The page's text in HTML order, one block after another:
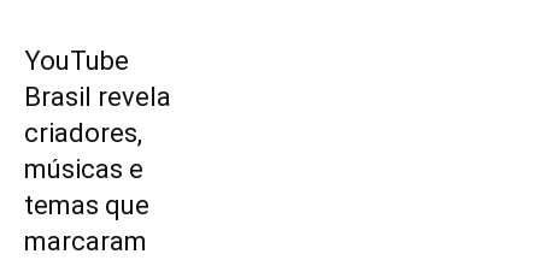
YouTube
Brasil revela
criadores,
músicas e
temas que
marcaram